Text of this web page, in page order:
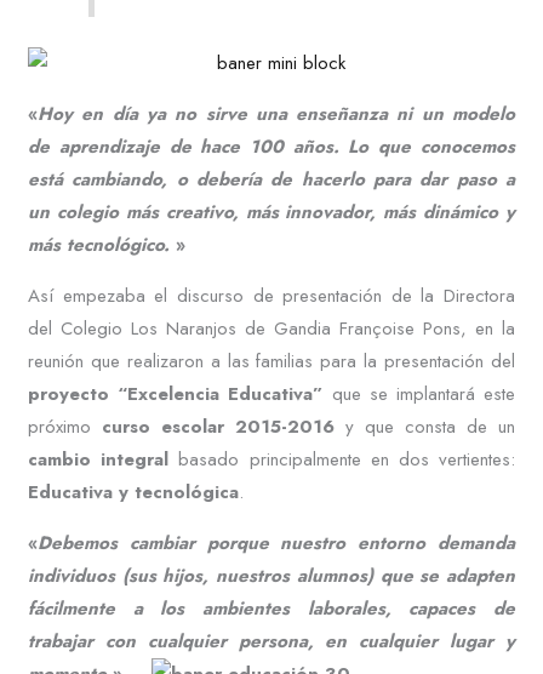
«Hoy en día ya no sirve una enseñanza ni un modelo
de aprendizaje de hace 100 años. Lo que conocemos
está cambiando, o debería de hacerlo para dar paso a
un colegio más creativo, más innovador, más dinámico y
más tecnológico. »
Así empezaba el discurso de presentación de la Directora
del Colegio Los Naranjos de Gandia Françoise Pons, en la
reunión que realizaron a las familias para la presentación del
proyecto “Excelencia Educativa” que se implantará este
próximo curso escolar 2015-2016 y que consta de un
cambio integral basado principalmente en dos vertientes:
Educativa y tecnológica.
«Debemos cambiar porque nuestro entorno demanda
individuos (sus hijos, nuestros alumnos) que se adapten
fácilmente a los ambientes laborales, capaces de
trabajar con cualquier persona, en cualquier lugar y